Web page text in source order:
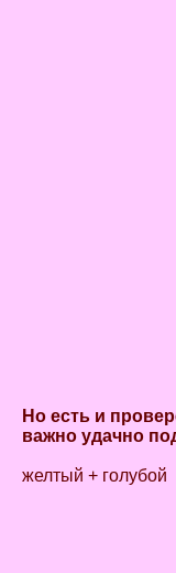
Но есть и
важно удачно
желтый + голубой